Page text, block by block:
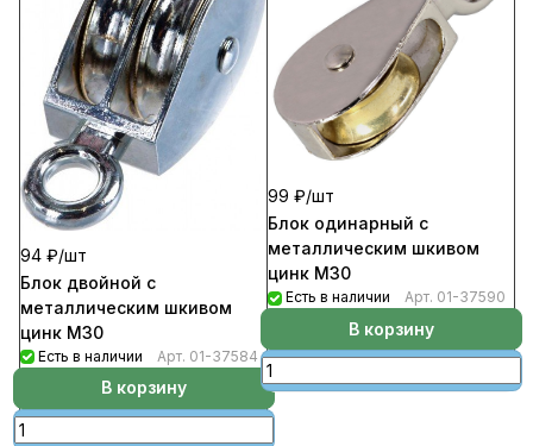
94 ₽/шт
Блок двойной с
металлическим шкивом
цинк М30
Есть в наличии Арт. 01-37584
В корзину
99 ₽/шт
Блок одинарный с
металлическим шкивом
цинк М30
Есть в наличии Арт. 01-37590
В корзину